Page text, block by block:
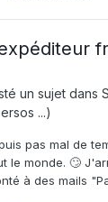
un sujet dans
...)
pas mal de
le monde. 🙄
à des mails